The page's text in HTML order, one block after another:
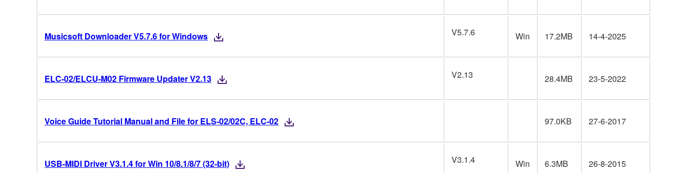
Musicsoft Downloader V5.7.6 for Windows V5.7.6 Win 17.2MB 14-4-2025
ELC-02/ELCU-M02 Firmware Updater V2.13 V2.13 28.4MB 23-5-2022
Voice Guide Tutorial Manual and File for ELS-02/02C, ELC-02 97.0KB 27-6-2017
USB-MIDI Driver V3.1.4 for Win 10/8.1/8/7 (32-bit) V3.1.4 Win 6.3MB 26-8-2015